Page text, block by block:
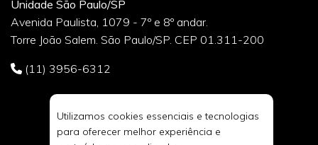
Unidade São Paulo/SP
Avenida Paulista, 1079 - 7º e 8º andar.
Torre João Salem. São Paulo/SP. CEP 01.311-200
(11) 3956-6312
Utilizamos cookies essenciais e tecnologias
para oferecer melhor experiência e